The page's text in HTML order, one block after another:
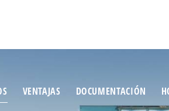
VENTAJAS DOCUMENTACIÓN